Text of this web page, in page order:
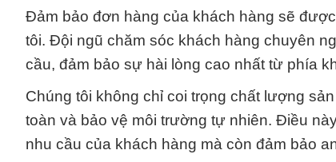
Đảm bảo đơn hàng của khách hàng sẽ
tôi. Đội ngũ chăm sóc khách hàng chuyên
cầu, đảm bảo sự hài lòng cao nhất từ phía
Chúng tôi không chỉ coi trọng chất lượng
toàn và bảo vệ môi trường tự nhiên. Điều
nhu cầu của khách hàng mà còn đảm bảo